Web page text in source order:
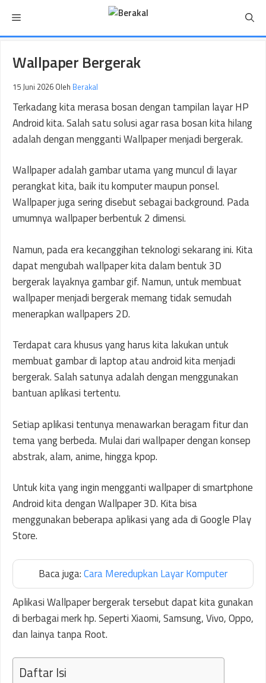
isi
Menu
Wallpaper Bergerak
15 Juni 2026 Oleh Berakal
Terkadang kita merasa bosan dengan tampilan layar HP
Android kita. Salah satu solusi agar rasa bosan kita hilang
adalah dengan mengganti Wallpaper menjadi bergerak.
Wallpaper adalah gambar utama yang muncul di layar
perangkat kita, baik itu komputer maupun ponsel.
Wallpaper juga sering disebut sebagai background. Pada
umumnya wallpaper berbentuk 2 dimensi.
Namun, pada era kecanggihan teknologi sekarang ini. Kita
dapat mengubah wallpaper kita dalam bentuk 3D
bergerak layaknya gambar gif. Namun, untuk membuat
wallpaper menjadi bergerak memang tidak semudah
menerapkan wallpapers 2D.
Terdapat cara khusus yang harus kita lakukan untuk
membuat gambar di laptop atau android kita menjadi
bergerak. Salah satunya adalah dengan menggunakan
bantuan aplikasi tertentu.
Setiap aplikasi tentunya menawarkan beragam fitur dan
tema yang berbeda. Mulai dari wallpaper dengan konsep
abstrak, alam, anime, hingga kpop.
Untuk kita yang ingin mengganti wallpaper di smartphone
Android kita dengan Wallpaper 3D. Kita bisa
menggunakan beberapa aplikasi yang ada di Google Play
Store.
Baca juga:Cara Meredupkan Layar Komputer
Aplikasi Wallpaper bergerak tersebut dapat kita gunakan
di berbagai merk hp. Seperti Xiaomi, Samsung, Vivo, Oppo,
dan lainya tanpa Root.
Daftar Isi